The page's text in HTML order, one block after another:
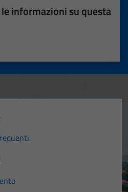
informazioni su questa
su 5
su 5
5